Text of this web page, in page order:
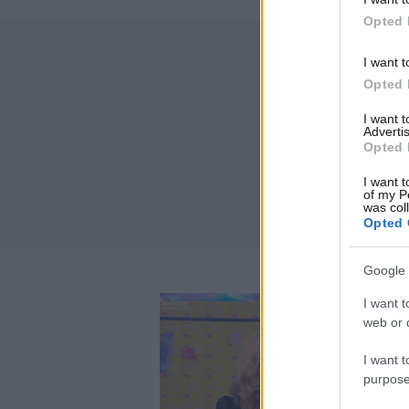
Opted
I want
Opted
I want
Opted
I want
of my
was
Opted
Google
I want
web or
I want